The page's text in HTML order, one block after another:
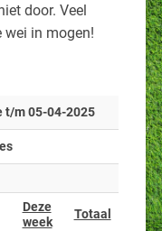
door. Veel
wei in mogen!
t/m 05-04-2025
Deze
week
Totaal